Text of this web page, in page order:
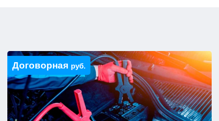
Договорная руб.